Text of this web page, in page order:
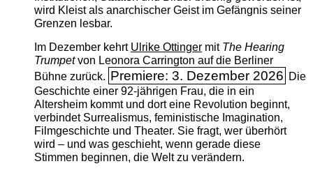
wird Kleist als anarchischer Geist im Gefängnis seiner
Grenzen lesbar.
Im Dezember kehrt Ulrike Ottingermit The ­Hearing
Trumpetvon Leonora Carrington auf die Berliner
Bühne zurück. Premiere: 3. Dezember 2026 Die
Geschichte einer 92-jährigen Frau, die in ein
Altersheim kommt und dort eine Revolution beginnt,
verbindet Surrealismus, feministische Imagination,
Filmgeschichte und Theater. Sie fragt, wer überhört
wird – und was geschieht, wenn gerade diese
Stimmen beginnen, die Welt zu verändern.